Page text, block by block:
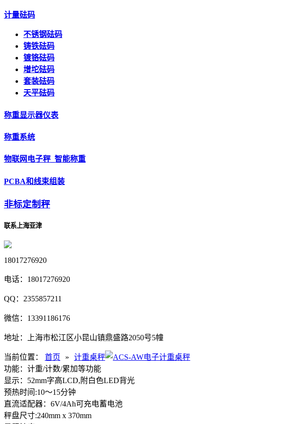
计量砝码
不锈钢砝码
铸铁砝码
镀铬砝码
增坨砝码
套装砝码
天平砝码
称重显示器仪表
称重系统
物联网电子秤_智能称重
PCBA和线束组装
非标定制秤
联系上海亚津
18017276920
电话： 18017276920
QQ： 2355857211
微信： 13391186176
地址： 上海市松江区小昆山镇鼎盛路2050号5幢
当前位置： 首页 »
计重桌秤
功能：计重/计数/累加等功能
显示：52mm字高LCD,附白色LED背光
预热时间:10～15分钟
直流适配器：6V/4Ah可充电蓄电池
秤盘尺寸:240mm x 370mm